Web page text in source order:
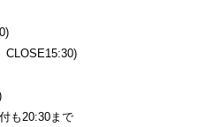
CLOSE15:30)
も20:30まで